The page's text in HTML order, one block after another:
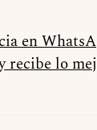
en
recibe lo